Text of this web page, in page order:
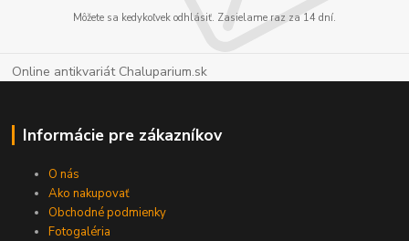
Môžete sa kedykoľvek odhlásiť. Zasielame raz za 14 dní.
Online antikvariát Chaluparium.sk
Informácie pre zákazníkov
O nás
Ako nakupovať
Obchodné podmienky
Fotogaléria